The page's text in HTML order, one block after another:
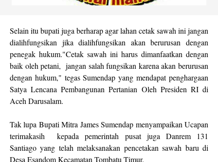
Selain itu bupati juga berharap agar lahan cetak sawah ini jangan
dialihfungsikan jika dialihfungsikan akan berurusan dengan
penegak hukum."Cetak sawah ini harus dimanfaatkan dengan
baik oleh petani, jangan salah fungsikan karena akan berurusan
dengan hukum," tegas Sumendap yang mendapat penghargaan
Satya Lencana Pembangunan Pertanian Oleh Presiden RI di
Aceh Darusalam.
Tak lupa Bupati Mitra James Sumendap menyampaikan Ucapan
terimakasih kepada pemerintah pusat juga Danrem 131
Santiago yang telah melaksanakan pencetakan sawah baru di
Desa Esandom Kecamatan Tombatu Timur.